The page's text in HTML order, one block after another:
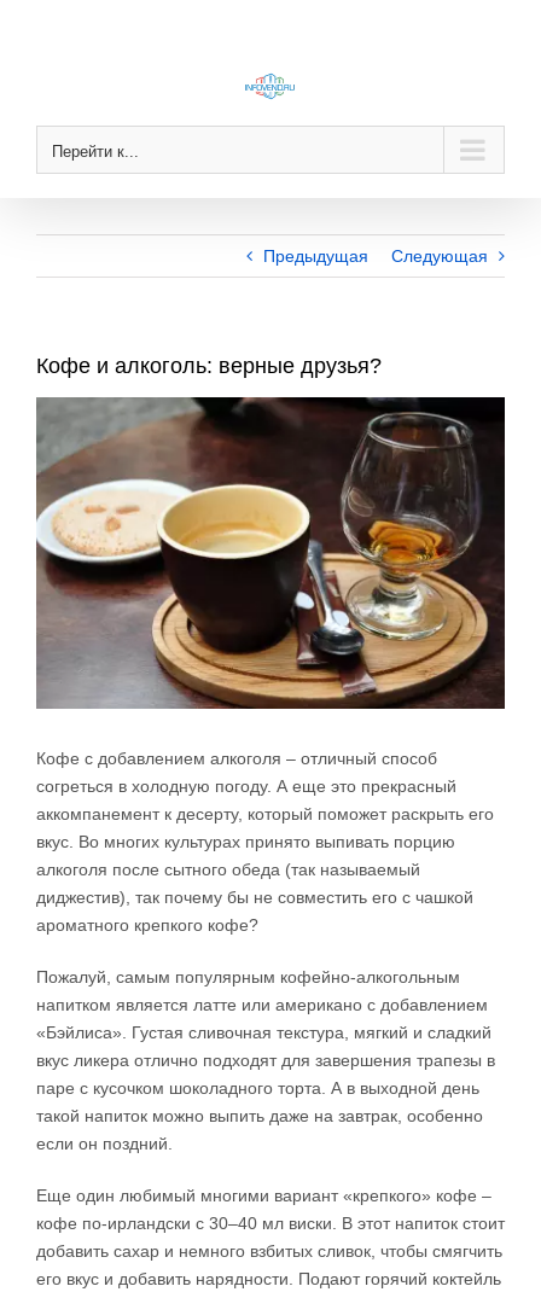
Перейти к...
Предыдущая Следующая
Кофе и алкоголь: верные друзья?
Larger
Image
Кофе с добавлением алкоголя – отличный способ
согреться в холодную погоду. А еще это прекрасный
аккомпанемент к десерту, который поможет раскрыть его
вкус. Во многих культурах принято выпивать порцию
алкоголя после сытного обеда (так называемый
диджестив), так почему бы не совместить его с чашкой
ароматного крепкого кофе?
Пожалуй, самым популярным кофейно-алкогольным
напитком является латте или американо с добавлением
«Бэйлиса». Густая сливочная текстура, мягкий и сладкий
вкус ликера отлично подходят для завершения трапезы в
паре с кусочком шоколадного торта. А в выходной день
такой напиток можно выпить даже на завтрак, особенно
если он поздний.
Еще один любимый многими вариант «крепкого» кофе –
кофе по-ирландски с 30–40 мл виски. В этот напиток стоит
добавить сахар и немного взбитых сливок, чтобы смягчить
его вкус и добавить нарядности. Подают горячий коктейль